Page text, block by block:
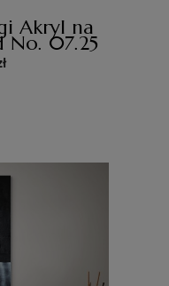
Akryl na
No. 07.25